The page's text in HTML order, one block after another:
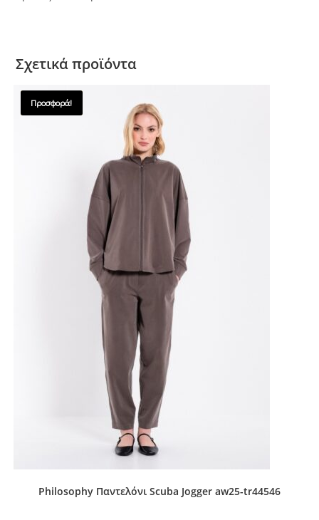
Σχετικά προϊόντα
SALES !
Προσφορά!
Philosophy Παντελόνι Scuba Jogger aw25-tr44546